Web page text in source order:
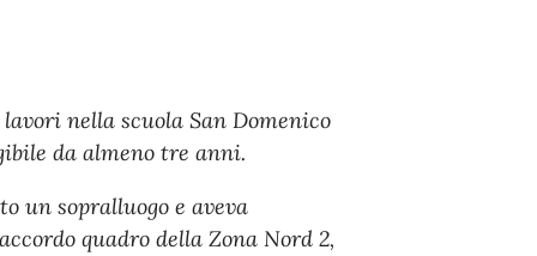
nella scuola San Domenico
da almeno tre anni.
un sopralluogo e aveva
quadro della Zona Nord 2,